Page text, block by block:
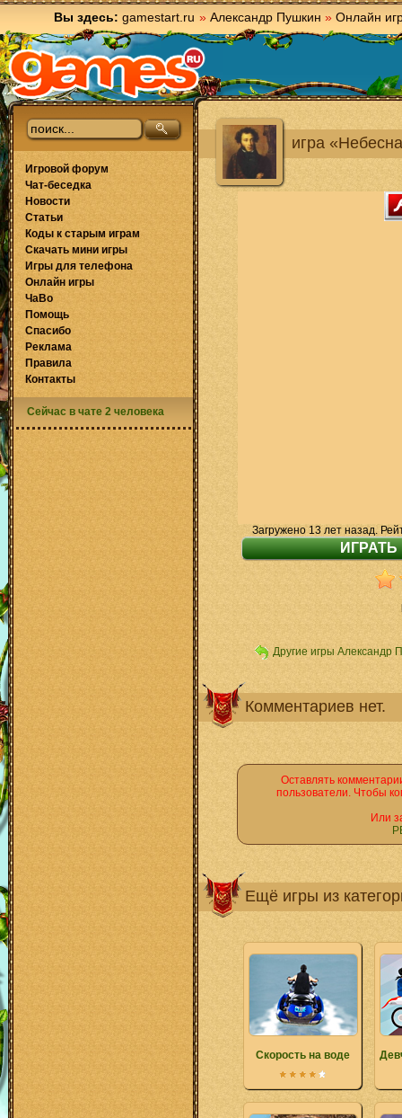
Вы здесь: gamestart.ru » Александр Пушкин » Онлайн
игра
Загружено 13 лет назад.
Другие игры Александр
Комментариев нет.
Оставлять
пользователи. Чтобы
Или
Ещё игры из
Скорость на воде
Игровой форум
Чат-беседка
Новости
Статьи
Коды к старым играм
Скачать мини игры
Игры для телефона
Онлайн игры
ЧаВо
Помощь
Спасибо
Реклама
Правила
Контакты
Сейчас в чате 2 человека